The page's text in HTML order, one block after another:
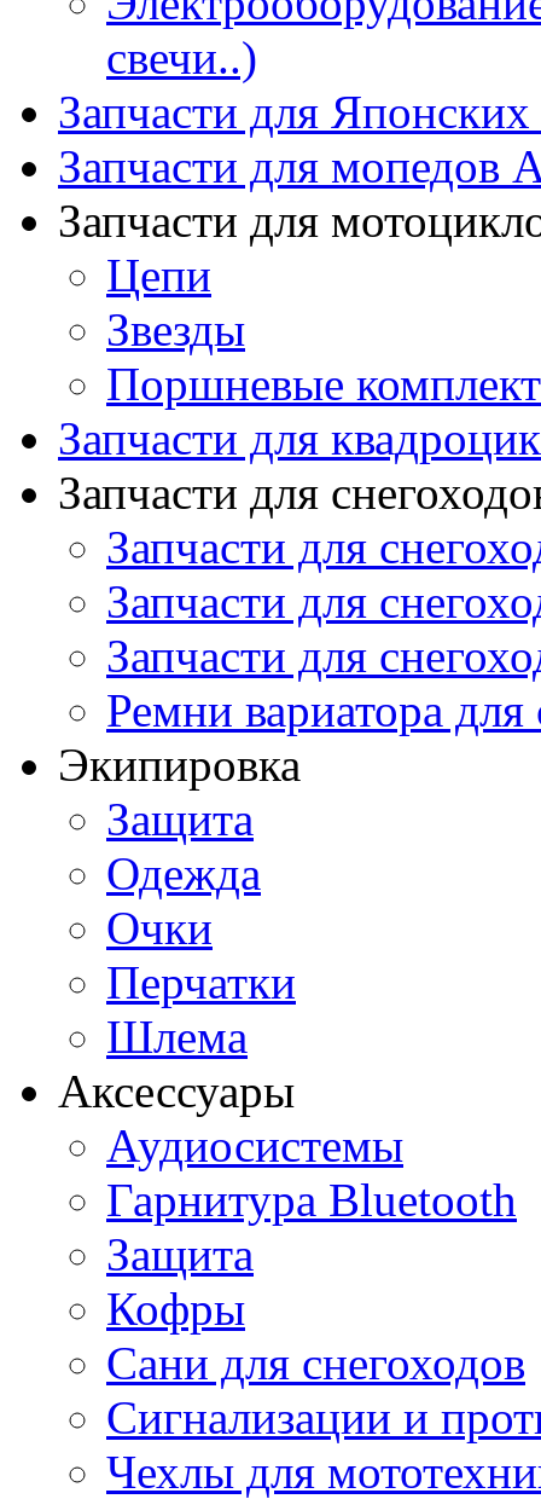
свечи..)
Запчасти для Японских
Запчасти для мопедов
Запчасти для
Цепи
Звезды
Поршневые
Запчасти для
Запчасти для
Запчасти для
Запчасти для
Запчасти для
Ремни вариатора для
Экипировка
Защита
Одежда
Очки
Перчатки
Шлема
Аксессуары
Аудиосистемы
Гарнитура Bluetooth
Защита
Кофры
Сани для снегоходов
Сигнализации и
Чехлы для